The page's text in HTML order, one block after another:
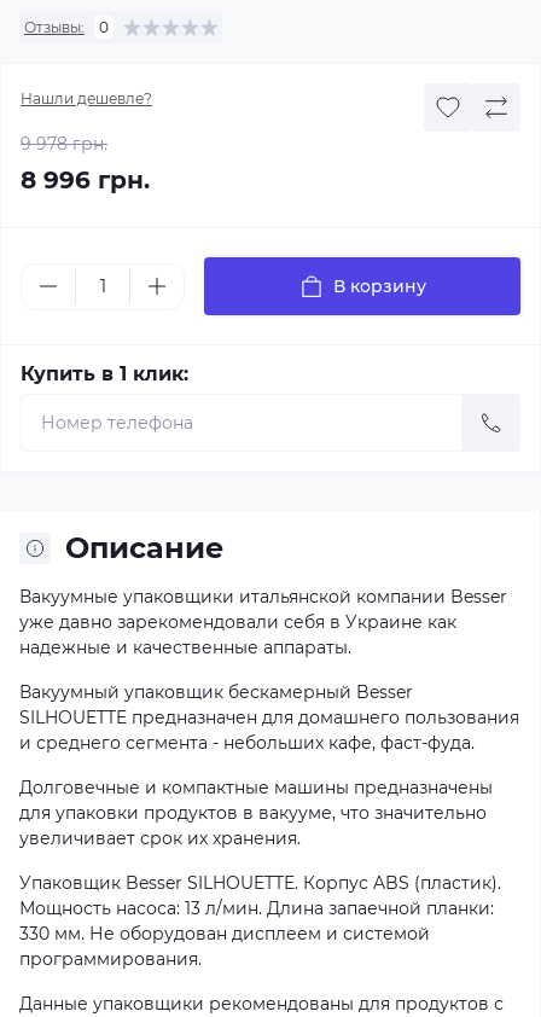
Отзывы: 0
Нашли дешевле?
9 978 грн.
8 996 грн.
В корзину
Купить в 1 клик:
Описание
Вакуумные упаковщики итальянской компании Besser
уже давно зарекомендовали себя в Украине как
надежные и качественные аппараты.
Вакуумный упаковщик бескамерный Besser
SILHOUETTE предназначен для домашнего пользования
и среднего сегмента - небольших кафе, фаст-фуда.
Долговечные и компактные машины предназначены
для упаковки продуктов в вакууме, что значительно
увеличивает срок их хранения.
Упаковщик Besser SILHOUETTE. Корпус ABS (пластик).
Мощность насоса: 13 л/мин. Длина запаечной планки:
330 мм. Не оборудован дисплеем и системой
программирования.
Данные упаковщики рекомендованы для продуктов с